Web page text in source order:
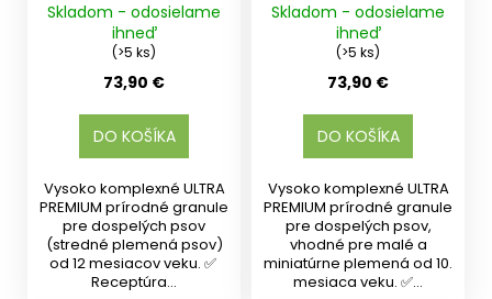
Skladom - odosielame
ihneď
(>5 ks)
73,90 €
DO KOŠÍKA
Vysoko komplexné ULTRA
PREMIUM prírodné granule
pre dospelých psov
(stredné plemená psov)
od 12 mesiacov veku. ✅
Receptúra...
Skladom - odosielame
ihneď
(>5 ks)
73,90 €
DO KOŠÍKA
Vysoko komplexné ULTRA
PREMIUM prírodné granule
pre dospelých psov,
vhodné pre malé a
miniatúrne plemená od 10.
mesiaca veku. ✅...